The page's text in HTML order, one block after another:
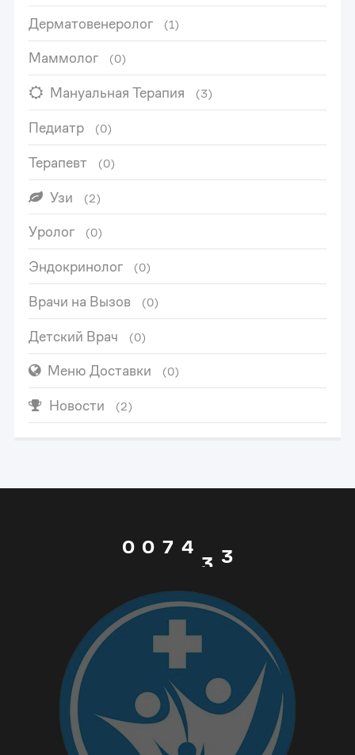
Дерматовенеролог (1)
Маммолог (0)
Мануальная Терапия (3)
Педиатр (0)
Терапевт (0)
Узи (2)
Уролог (0)
Эндокринолог (0)
Врачи на Вызов (0)
Детский Врач (0)
Меню Доставки (0)
Новости (2)
0
1
4
0
1
2
3
0
3
7
8
9
_
0
4
5
6
7
8
3
4
5
6
7
0
4